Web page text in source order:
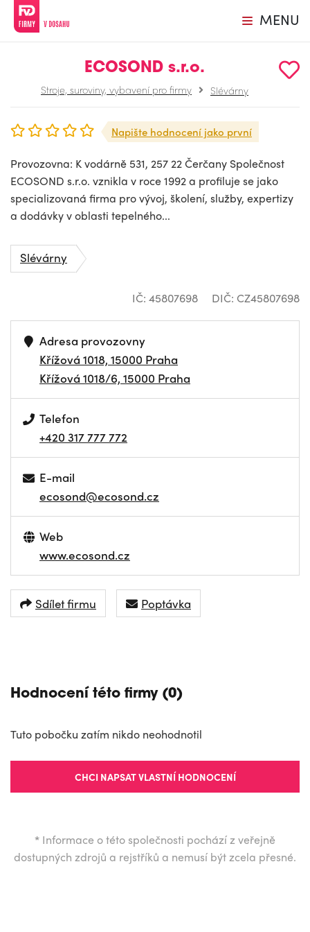
MENU
ECOSOND s.r.o.
Stroje, suroviny, vybavení pro firmy Slévárny
Napište hodnocení jako první
Provozovna: K vodárně 531, 257 22 Čerčany Společnost
ECOSOND s.r.o. vznikla v roce 1992 a profiluje se jako
specializovaná firma pro vývoj, školení, služby, expertizy
a dodávky v oblasti tepelného...
Slévárny
IČ: 45807698 DIČ: CZ45807698
Adresa provozovny
Křížová 1018, 15000 Praha
Křížová 1018/6, 15000 Praha
Telefon
+420 317 777 772
E-mail
ecosond@ecosond.cz
Web
www.ecosond.cz
Sdílet firmu Poptávka
Hodnocení této firmy (0)
Tuto pobočku zatím nikdo neohodnotil
CHCI NAPSAT VLASTNÍ HODNOCENÍ
* Informace o této společnosti pochází z veřejně
dostupných zdrojů a rejstříků a nemusí být zcela přesné.